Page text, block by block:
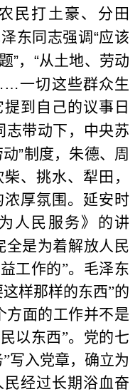
民打土豪、分田
东同志强调“应该
”， “从土地、劳动
一切这些群众生
到自己的议事日
志带动下，中央苏
动”制度，朱德、周
、挑水、犁田，
厚氛围。延安时
人民服务》的讲
全是为着解放人民
工作的”。毛泽东
样那样的东西”的
方面的工作并不是
以东西”。党的七
写入党章，确立为
经过长期浴血奋